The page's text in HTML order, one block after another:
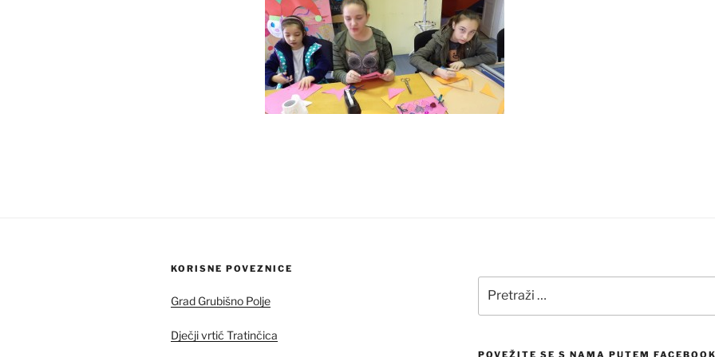
KORISNE POVEZNICE
Grad Grubišno Polje
Dječji vrtić Tratinčica
Pretraži:
POVEŽITE SE S NAMA PUTEM